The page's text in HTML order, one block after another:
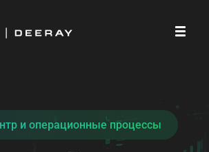
и операционные процессы